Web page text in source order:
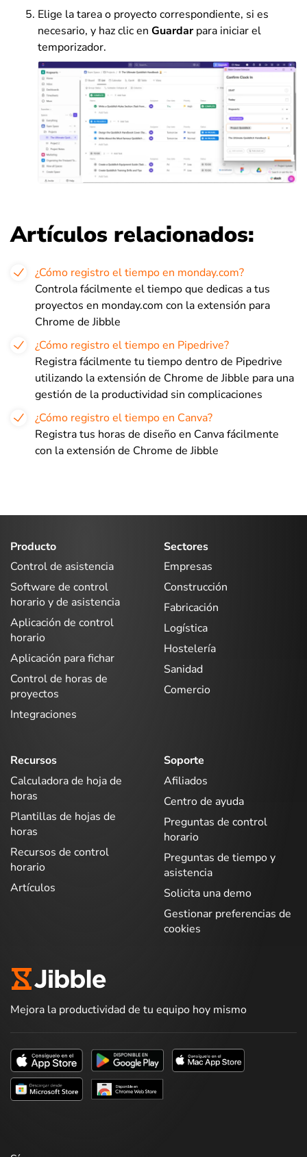
Elige la tarea o proyecto correspondiente, si es
necesario, y haz clic en Guardarpara iniciar el
temporizador.
Artículos relacionados:
¿Cómo registro el tiempo en monday.com?
Controla fácilmente el tiempo que dedicas a tus
proyectos en monday.com con la extensión para
Chrome de Jibble
¿Cómo registro el tiempo en Pipedrive?
Registra fácilmente tu tiempo dentro de Pipedrive
utilizando la extensión de Chrome de Jibble para una
gestión de la productividad sin complicaciones
¿Cómo registro el tiempo en Canva?
Registra tus horas de diseño en Canva fácilmente
con la extensión de Chrome de Jibble
Producto
Control de asistencia
Software de control
horario y de asistencia
Aplicación de control
horario
Aplicación para fichar
Control de horas de
proyectos
Integraciones
Sectores
Empresas
Construcción
Fabricación
Logística
Hostelería
Sanidad
Comercio
Recursos
Calculadora de hoja de
horas
Plantillas de hojas de
horas
Recursos de control
horario
Artículos
Soporte
Afiliados
Centro de ayuda
Preguntas de control
horario
Preguntas de tiempo y
asistencia
Solicita una demo
Gestionar preferencias de
cookies
Mejora la productividad de tu equipo hoy mismo